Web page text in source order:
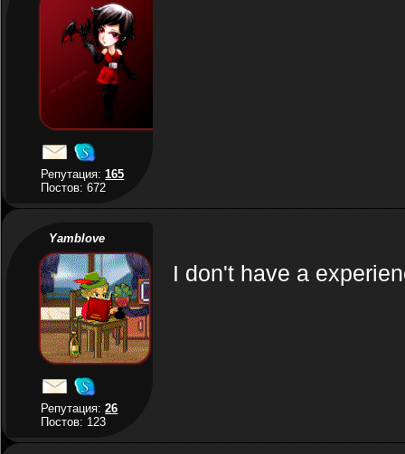
Репутация:165
Постов: 672
Yamblove
Репутация:26
Постов: 123
I don't have a